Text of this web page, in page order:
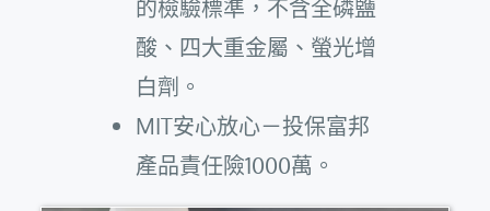
的檢驗標準，不含全磷鹽
酸、四大重金屬、螢光增
白劑。
MIT安心放心－投保富邦
產品責任險1000萬。